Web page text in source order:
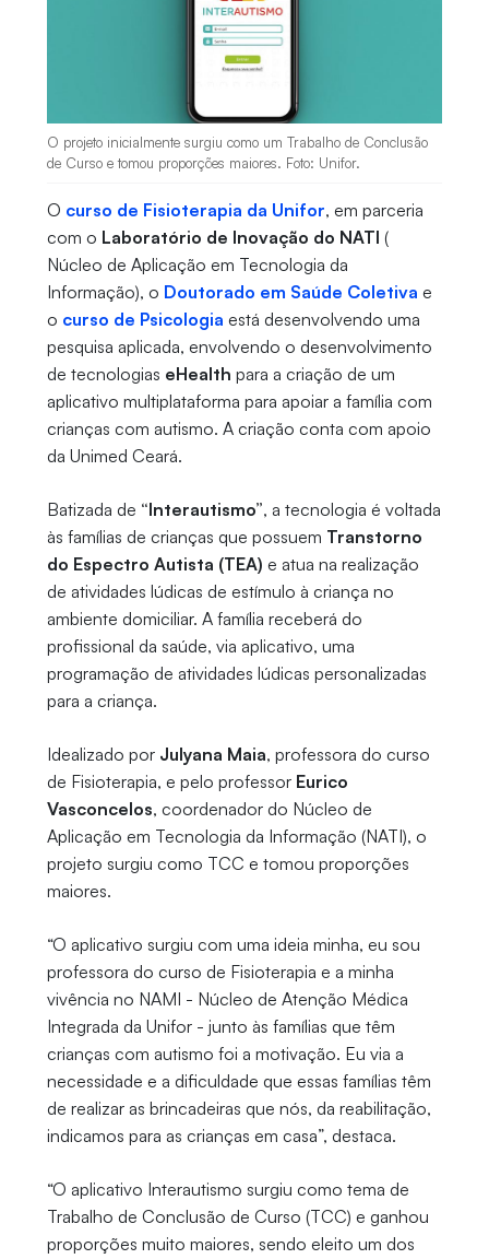
O projeto inicialmente surgiu como um Trabalho de Conclusão
de Curso e tomou proporções maiores. Foto: Unifor.
O curso de Fisioterapia da Unifor, em parceria
com o Laboratório de Inovação do NATI (
Núcleo de Aplicação em Tecnologia da
Informação), o Doutorado em Saúde Coletiva e
o curso de Psicologia está desenvolvendo uma
pesquisa aplicada, envolvendo o desenvolvimento
de tecnologias eHealth para a criação de um
aplicativo multiplataforma para apoiar a família com
crianças com autismo. A criação conta com apoio
da Unimed Ceará.
Batizada de “Interautismo”, a tecnologia é voltada
às famílias de crianças que possuem Transtorno
do Espectro Autista (TEA) e atua na realização
de atividades lúdicas de estímulo à criança no
ambiente domiciliar. A família receberá do
profissional da saúde, via aplicativo, uma
programação de atividades lúdicas personalizadas
para a criança.
Idealizado por Julyana Maia, professora do curso
de Fisioterapia, e pelo professorEurico
Vasconcelos, coordenador do Núcleo de
Aplicação em Tecnologia da Informação (NATI), o
projeto surgiu como TCC e tomou proporções
maiores.
“O aplicativo surgiu com uma ideia minha, eu sou
professora do curso de Fisioterapia e a minha
vivência no NAMI - Núcleo de Atenção Médica
Integrada da Unifor - junto às famílias que têm
crianças com autismo foi a motivação. Eu via a
necessidade e a dificuldade que essas famílias têm
de realizar as brincadeiras que nós, da reabilitação,
indicamos para as crianças em casa”, destaca.
“O aplicativo Interautismo surgiu como tema de
Trabalho de Conclusão de Curso (TCC) e ganhou
proporções muito maiores, sendo eleito um dos